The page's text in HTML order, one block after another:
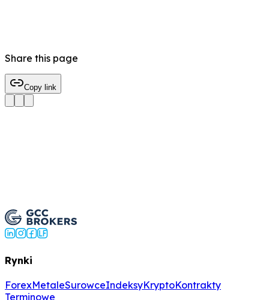
Share this page
Copy link
Rynki
ForexMetaleSurowceIndeksyKryptoKontrakty
Terminowe